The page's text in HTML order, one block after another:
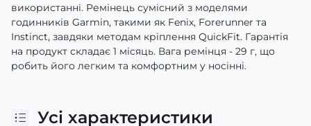
використанні. Ремінець сумісний з моделями
годинників Garmin, такими як Fenix, Forerunner та
Instinct, завдяки методам кріплення QuickFit. Гарантія
на продукт складає 1 місяць. Вага ремінця - 29 г, що
робить його легким та комфортним у носінні.
Усі характеристики